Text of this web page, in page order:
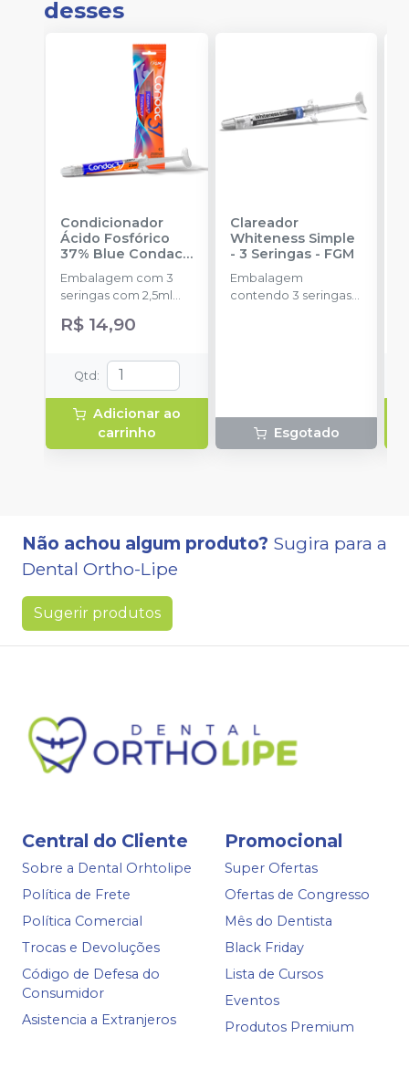
desses
Condicionador
Ácido Fosfórico
37% Blue Condac-
FGM
Embalagem com 3
seringas com 2,5ml
cada uma e 3
ponteiras para
R$ 14,90
Qtd :
Adicionar ao
carrinho
Clareador
Whiteness Simple
- 3 Seringas- FGM
Embalagem
contendo 3 seringas
Esgotado
Não achou algum produto? Sugira para a
Dental Ortho-Lipe
Sugerir produtos
Central do Cliente
Sobre a Dental Orhtolipe
Política de Frete
Política Comercial
Trocas e Devoluções
Código de Defesa do
Consumidor
Asistencia a Extranjeros
Promocional
Super Ofertas
Ofertas de Congresso
Mês do Dentista
Black Friday
Lista de Cursos
Eventos
Produtos Premium